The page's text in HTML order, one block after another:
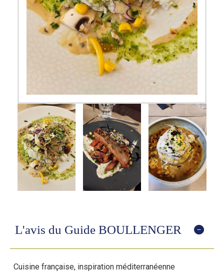
L'avis du Guide BOULLENGER
Cuisine française, inspiration méditerranéenne